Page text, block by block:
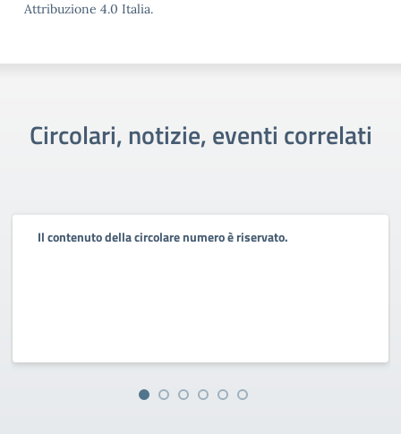
Attribuzione 4.0 Italia.
Circolari, notizie, eventi correlati
Il contenuto della circolare numero è riservato.